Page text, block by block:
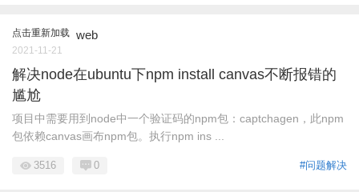
点击重新加载 web
2021-11-21
解决node在ubuntu下npm install canvas不断报错的
尴尬
项目中需要用到node中一个验证码的npm包：captchagen，此npm
包依赖canvas画布npm包。执行npm ins ...
#问题解决
3516 0